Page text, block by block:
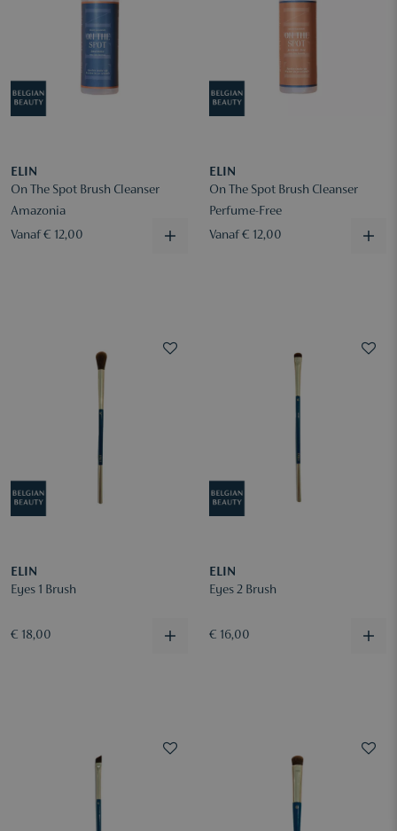
ELIN
On The Spot Brush Cleanser
Amazonia
Vanaf € 12,00
ELIN
On The Spot Brush Cleanser
Perfume-Free
Vanaf € 12,00
ELIN
Eyes 1 Brush
€ 18,00
ELIN
Eyes 2 Brush
€ 16,00